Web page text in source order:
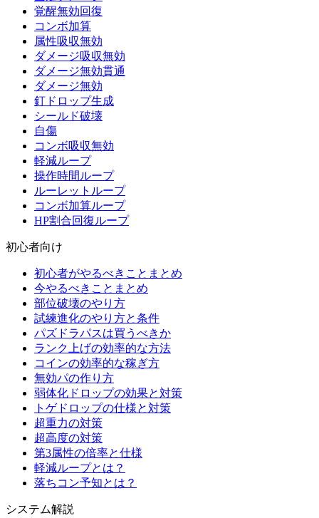
覚醒無効回復
コンボ加算
属性吸収無効
ダメージ吸収無効
ダメージ無効貫通
ダメージ無効
釘ドロップ生成
シールド破壊
自傷
コンボ吸収無効
軽減ループ
操作時間ループ
ルーレットループ
コンボ加算ループ
HP割合回復ループ
初心者向け
初心者がやるべきことまとめ
今やるべきことまとめ
部位破壊のやり方
試練進化のやり方と条件
パズドラパスは買うべきか
ランク上げの効率的な方法
コインの効率的な稼ぎ方
無効パの作り方
弱体化ドロップの効果と対策
トゲドロップの仕様と対策
超重力の対策
超高度の対策
第3属性の倍率と仕様
軽減ループとは？
落ちコン予知とは？
システム解説